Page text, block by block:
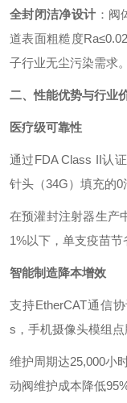
全封闭洁净设计 ：
道表面粗糙度
子行业无尘污染需求。
二、性能优势与行业
医疗级可靠性
通过FDA Class II认
针头（34G）填充的0
在预灌封注射器生产
1%以下，单支疫苗节
智能制造降本增效
支持EtherCAT通信
s，手机摄像头模组点
维护周期达25,000小
动阀维护成本降低95%